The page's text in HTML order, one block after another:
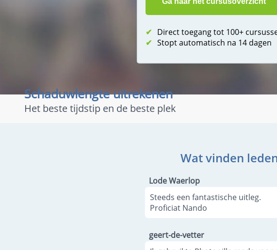
✔ Direct toegang tot 100+
✔ Stopt automatisch na 14 dagen
Schaduwlengte uitrekenen
Het beste tijdstip en de beste plek
Wat vinden
Lode Waerlop
Steeds een fantastische uitleg.
Proficiat Nando
geert-de-vetter